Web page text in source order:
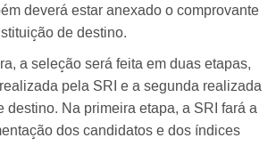
deverá estar anexado o comprovante
de destino.
a seleção será feita em duas etapas,
pela SRI e a segunda realizada
destino. Na primeira etapa, a SRI fará a
dos candidatos e dos índices